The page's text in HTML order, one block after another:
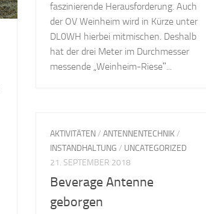
faszinierende Herausforderung. Auch
der OV Weinheim wird in Kürze unter
DL0WH hierbei mitmischen. Deshalb
hat der drei Meter im Durchmesser
messende „Weinheim-Rieseʺ...
AKTIVITÄTEN/ ANTENNENTECHNIK/
INSTANDHALTUNG / UNCATEGORIZED
21. SEPTEMBER 2018
Beverage Antenne
geborgen